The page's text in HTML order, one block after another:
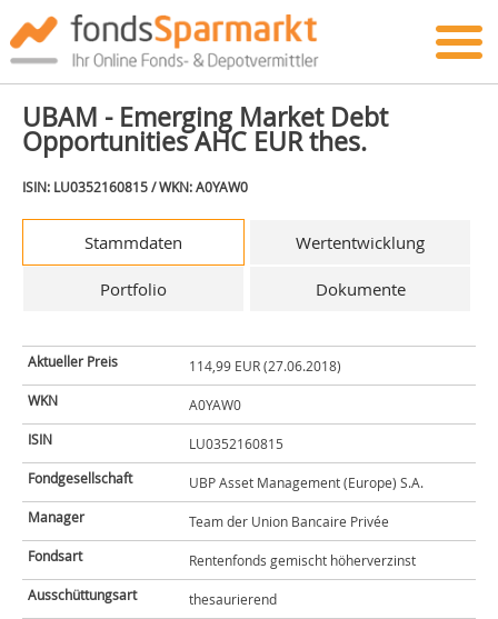
UBAM - Emerging Market Debt
Opportunities AHC EUR thes.
ISIN: LU0352160815 / WKN: A0YAW0
Stammdaten Wertentwicklung
Portfolio Dokumente
Aktueller Preis
114,99 EUR (27.06.2018)
WKN
A0YAW0
ISIN
LU0352160815
Fondgesellschaft
UBP Asset Management (Europe) S.A.
Manager
Team der Union Bancaire Privée
Fondsart
Rentenfonds gemischt höherverzinst
Ausschüttungsart
thesaurierend